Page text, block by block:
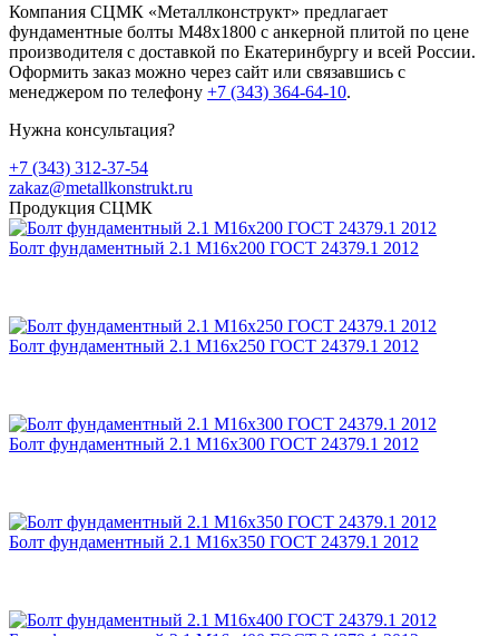
Компания СЦМК «Металлконструкт» предлагает
фундаментные болты М48х1800 с анкерной плитой по цене
производителя с доставкой по Екатеринбургу и всей России.
Оформить заказ можно через сайт или связавшись с
менеджером по телефону +7 (343) 364-64-10.
Нужна консультация?
+7 (343) 312-37-54
zakaz@metallkonstrukt.ru
Продукция СЦМК
Болт фундаментный 2.1 М16х200 ГОСТ 24379.1 2012
Болт фундаментный 2.1 М16х250 ГОСТ 24379.1 2012
Болт фундаментный 2.1 М16х300 ГОСТ 24379.1 2012
Болт фундаментный 2.1 М16х350 ГОСТ 24379.1 2012